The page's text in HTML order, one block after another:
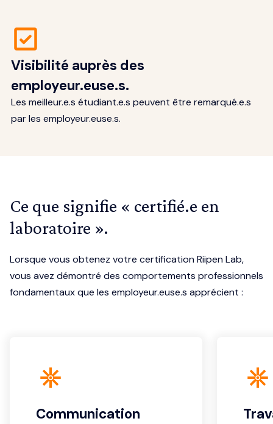
Visibilité auprès des
employeur.euse.s.
Les meilleur.e.s étudiant.e.s peuvent être remarqué.e.s
par les employeur.euse.s.
Ce que signifie « certifié.e en
laboratoire ».
Lorsque vous obtenez votre certification Riipen Lab,
vous avez démontré des comportements professionnels
fondamentaux que les employeur.euse.s apprécient :
Communication